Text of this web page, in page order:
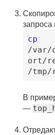
запроса
cp
/var/
ort/
/tmp/
В
—